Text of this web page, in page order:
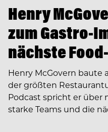
Henry
zum Gastro-
nächste
Henry McGovern baute
der größten
Podcast spricht er
starke Teams und die